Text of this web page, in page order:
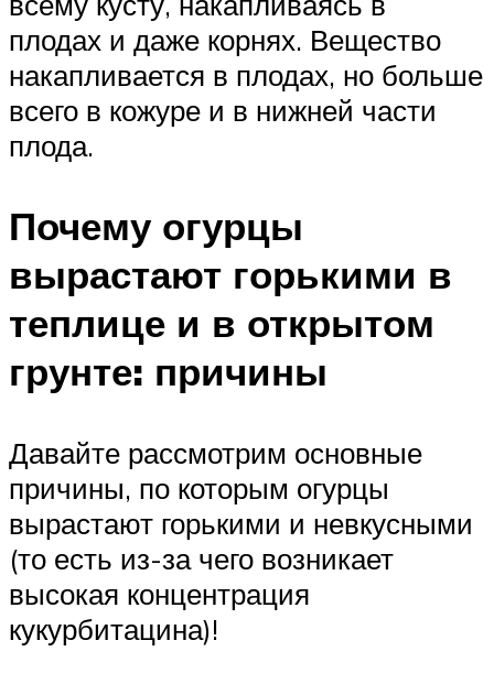
плодах и даже корнях. Вещество
накапливается в плодах, но больше
всего в кожуре и в нижней части
плода.
Почему огурцы
вырастают горькими в
теплице и в открытом
грунте: причины
Давайте рассмотрим основные
причины, по которым огурцы
вырастают горькими и невкусными
(то есть из-за чего возникает
высокая концентрация
кукурбитацина)!